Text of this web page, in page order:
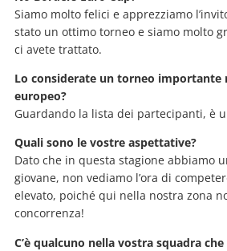
Siamo molto felici e apprezziamo
stato un ottimo torneo e siamo molto
ci avete trattato.
Lo considerate un torneo importante
europeo?
Guardando la lista dei partecipanti, è
Quali sono le vostre aspettative?
Dato che in questa stagione abbiamo
giovane, non vediamo l’ora di
elevato, poiché qui nella nostra zona
concorrenza!
C’è qualcuno nella vostra squadra